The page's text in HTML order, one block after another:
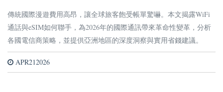
你的通訊費！
傳統國際漫遊費用高昂，讓全球旅客飽受帳單驚嚇。本文揭露WiFi
通話與eSIM如何聯手，為2026年的國際通訊帶來革命性變革，分析
各國電信商策略，並提供亞洲地區的深度洞察與實用省錢建議。
APR212026